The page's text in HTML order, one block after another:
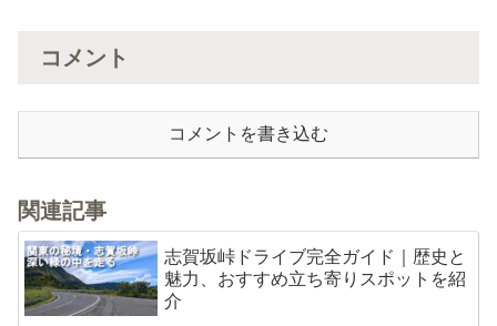
コメント
コメントを書き込む
関連記事
志賀坂峠ドライブ完全ガイド｜歴史と
魅力、おすすめ立ち寄りスポットを紹
介